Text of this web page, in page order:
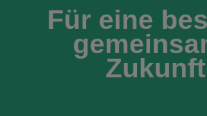
Für eine
Zukunft